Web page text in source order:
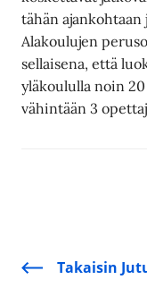
tähän
Alakoulujen
sellaisena, että
yläkoululla noin
vähintään 3
Takaisin